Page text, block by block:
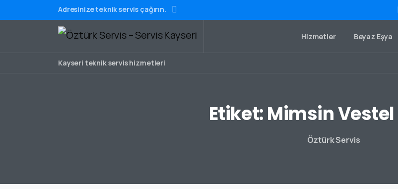
Adresinize teknik servis çağırın.
Hizmetler Beyaz Eşya
Kayseri teknik servis hizmetleri
Etiket:MimsinVestel
Öztürk Servis